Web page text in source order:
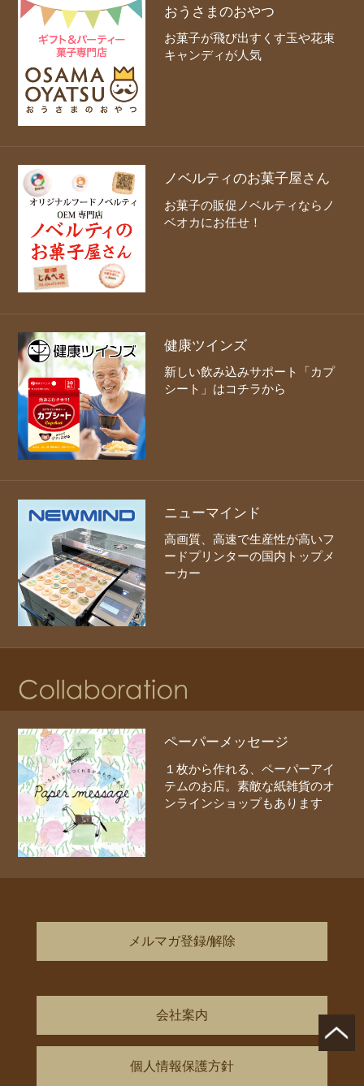
おうさまのおやつ
お菓子が飛び出すくす玉や花束
キャンディが人気
ノベルティのお菓子屋さん
お菓子の販促ノベルティならノ
ベオカにお任せ！
健康ツインズ
新しい飲み込みサポート「カプ
シート」はコチラから
ニューマインド
高画質、高速で生産性が高いフ
ードプリンターの国内トップメ
ーカー
ペーパーメッセージ
１枚から作れる、ペーパーアイ
テムのお店。素敵な紙雑貨のオ
ンラインショップもあります
メルマガ登録/解除
会社案内
個人情報保護方針